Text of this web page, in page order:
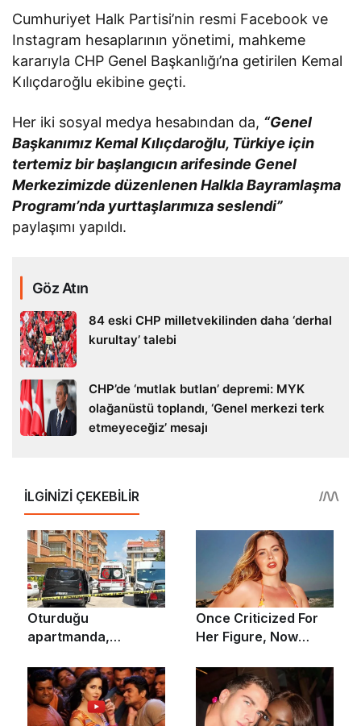
Cumhuriyet Halk Partisi’nin resmi Facebook ve
Instagram hesaplarının yönetimi, mahkeme
kararıyla CHP Genel Başkanlığı’na getirilen Kemal
Kılıçdaroğlu ekibine geçti.
Her iki sosyal medya hesabından da, “Genel
Başkanımız Kemal Kılıçdaroğlu, Türkiye için
tertemiz bir başlangıcın arifesinde Genel
Merkezimizde düzenlenen Halkla Bayramlaşma
Programı’nda yurttaşlarımıza seslendi”
paylaşımı yapıldı.
Göz Atın
84 eski CHP milletvekilinden daha ‘derhal
kurultay’ talebi
CHP’de ‘mutlak butlan’ depremi: MYK
olağanüstü toplandı, ‘Genel merkezi terk
etmeyeceğiz’ mesajı